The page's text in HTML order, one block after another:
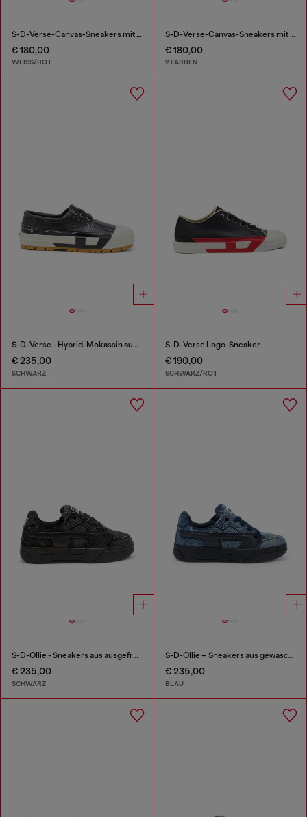
S-D-Verse-Canvas-Sneakers mit Schmutz-Effekt
€ 180,00
WEISS/ROT
S-D-Verse-Canvas-Sneakers mit Schmutz-Effekt
€ 180,00
2 FARBEN
S-D-Verse - Hybrid-Mokassin aus Leder
€ 235,00
SCHWARZ
S-D-Verse Logo-Sneaker
€ 190,00
SCHWARZ/ROT
S-D-Ollie - Sneakers aus ausgefranstem denim und Leder
€ 235,00
SCHWARZ
S-D-Ollie – Sneakers aus gewaschenem, ausgefranstem Denim
€ 235,00
BLAU